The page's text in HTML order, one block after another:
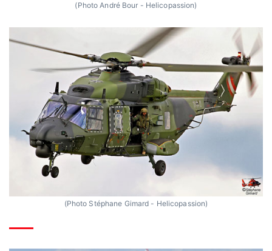
(Photo André Bour - Helicopassion)
(Photo Stéphane Gimard - Helicopassion)